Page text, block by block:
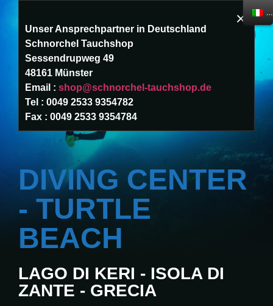
×
Unser Ansprechpartner in Deutschland
Schnorchel Tauchshop
Sessendrupweg 49
48161 Münster
Email : shop@schnorchel-tauchshop.de
Tel : 0049 2533 9354782
Fax : 0049 2533 9354784
Home
Immersioni
Immersioni
Squadra
Prezzi
Foto
DIVING CENTER
- TURTLE
BEACH
LAGO DI KERI - ISOLA DI
ZANTE - GRECIA